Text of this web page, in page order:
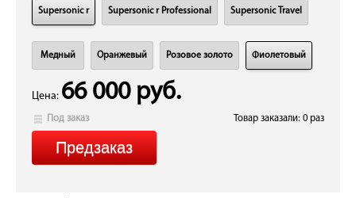
Supersonic r Supersonic r Professional Supersonic Travel
Медный Оранжевый Розовое золото Фиолетовый
Цена: 66 000 руб.
Под заказ Товар заказали: 0 раз